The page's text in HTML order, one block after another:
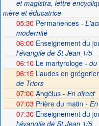
et magistra, lettre
mère et éducatrice
05:30 Permanences-
modernité
06:00 Enseignement du
l'évangile de St Jean 1/5
06:10 Le martyrologe- du
06:15Laudes en
de Triors
07:00 Angélus - En direct
07:03 Prière du matin -
07:30 Enseignement du
l'évangile de St Jean 1/5